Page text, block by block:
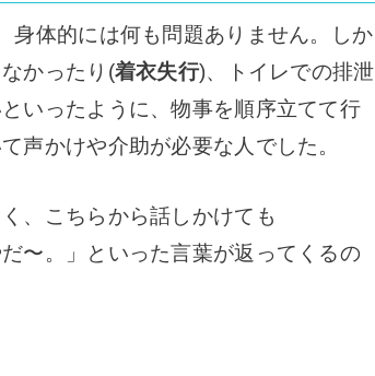
体的には何も問題ありません。しか
かったり(着衣失行)、トイレでの排泄
いったように、物事を順序立てて行
声かけや介助が必要な人でした。
、こちらから話しかけても
〜。」といった言葉が返ってくるの